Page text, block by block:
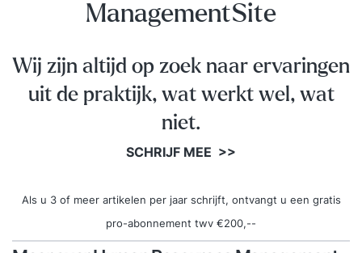
ManagementSite
Wij zijn altijd op zoek naar ervaringen
uit de praktijk, wat werkt wel, wat
niet.
SCHRIJF MEE >>
Als u 3 of meer artikelen per jaar schrijft, ontvangt u een gratis
pro-abonnement twv €200,--